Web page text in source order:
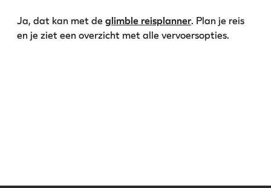
Ja, dat kan met de glimble reisplanner. Plan je reis
en je ziet een overzicht met alle vervoersopties.